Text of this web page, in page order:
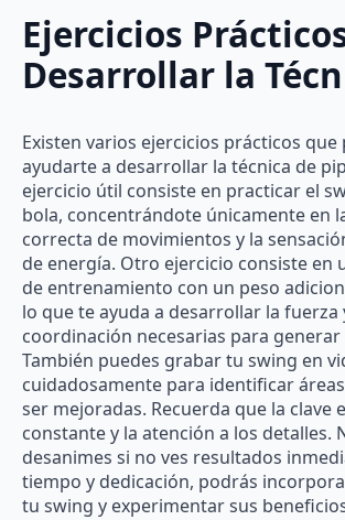
Ejercicios
Desarrollar la
Existen varios ejercicios prácticos que
ayudarte a desarrollar la técnica de
ejercicio útil consiste en practicar el
bola, concentrándote únicamente en
correcta de movimientos y la
de energía. Otro ejercicio consiste en
de entrenamiento con un peso
lo que te ayuda a desarrollar la fuerza
coordinación necesarias para
También puedes grabar tu swing en
cuidadosamente para identificar
ser mejoradas. Recuerda que la clave
constante y la atención a los detalles.
desanimes si no ves resultados
tiempo y dedicación, podrás
tu swing y experimentar sus